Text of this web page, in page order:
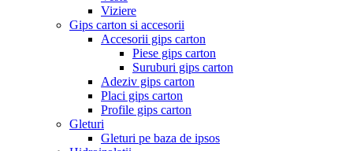
Viziere
Gips carton si accesorii
Accesorii gips carton
Piese gips carton
Suruburi gips carton
Adeziv gips carton
Placi gips carton
Profile gips carton
Gleturi
Gleturi pe baza de ipsos